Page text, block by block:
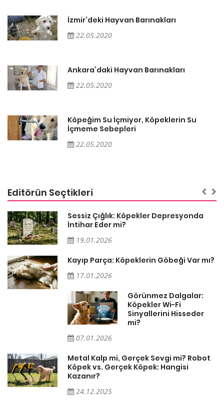
İzmir’deki Hayvan Barınakları
22.05.2020
Ankara’daki Hayvan Barınakları
22.05.2020
Köpeğim Su İçmiyor, Köpeklerin Su
İçmeme Sebepleri
22.05.2020
Editörün Seçtikleri
Sessiz Çığlık: Köpekler Depresyonda
İntihar Eder mi?
19.01.2026
Kayıp Parça: Köpeklerin Göbeği Var mı?
17.01.2026
Görünmez Dalgalar:
Köpekler Wi-Fi
Sinyallerini Hisseder
mi?
07.01.2026
Metal Kalp mi, Gerçek Sevgi mi? Robot
Köpek vs. Gerçek Köpek: Hangisi
Kazanır?
24.12.2025